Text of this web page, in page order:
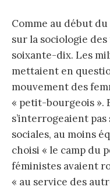
Comme au début
sur la sociologie
soixante-dix. Les
mettaient en
mouvement des
« petit-bourgeois ».
s’interrogeaient
sociales, au moins
choisi « le camp du
féministes avaient
« au service des